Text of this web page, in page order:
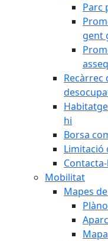
Parc
gent
Recàrrec
hi
Borsa
Limitació
Mobilitat
Mapes